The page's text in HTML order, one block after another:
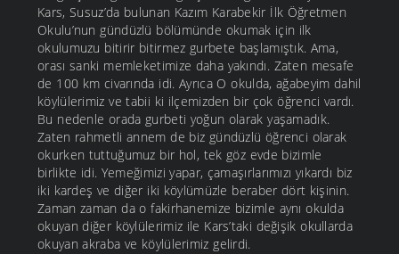
Kars, Susuz’da bulunan Kazım Karabekir İlk Öğretmen
Okulu’nun gündüzlü bölümünde okumak için ilk
okulumuzu bitirir bitirmez gurbete başlamıştık. Ama,
orası sanki memleketimize daha yakındı. Zaten mesafe
de 100 km civarında idi. Ayrıca O okulda, ağabeyim dahil
köylülerimiz ve tabii ki ilçemizden bir çok öğrenci vardı.
Bu nedenle orada gurbeti yoğun olarak yaşamadık.
Zaten rahmetli annem de biz gündüzlü öğrenci olarak
okurken tuttuğumuz bir hol, tek göz evde bizimle
birlikte idi. Yemeğimizi yapar, çamaşırlarımızı yıkardı biz
iki kardeş ve diğer iki köylümüzle beraber dört kişinin.
Zaman zaman da o fakirhanemize bizimle aynı okulda
okuyan diğer köylülerimiz ile Kars’taki değişik okullarda
okuyan akraba ve köylülerimiz gelirdi.